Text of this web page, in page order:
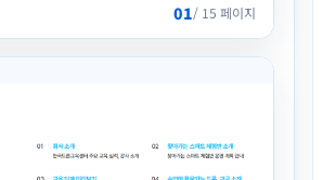
01/ 15 페이지